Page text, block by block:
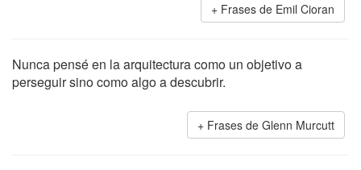
Frases de Emil Cioran
Nunca pensé en la arquitectura como un objetivo a
perseguir sino como algo a descubrir.
Frases de Glenn Murcutt